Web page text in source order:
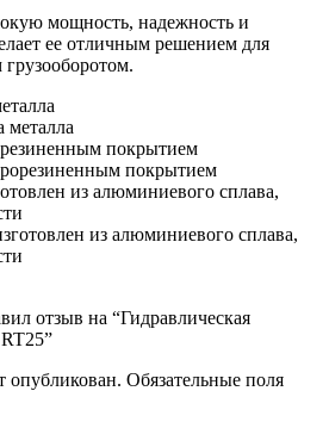
мощность, надежность и
ее отличным решением для
покрытием
из алюминиевого сплава,
отзыв на “Гидравлическая
опубликован. Обязательные поля